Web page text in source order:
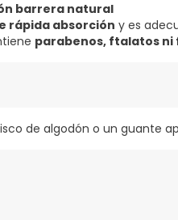
barrera natural
rápida absorción y es
parabenos, ftalatos
de algodón o un guante
NOIR), GLUCONOLACTONE